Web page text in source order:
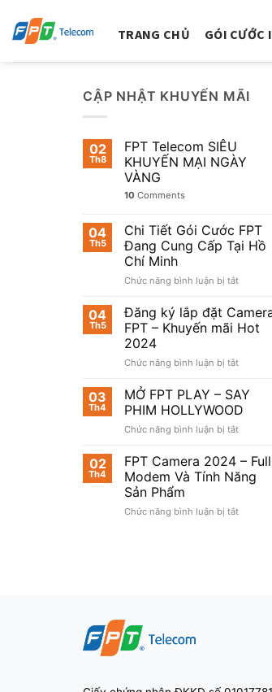
TRANG CHỦ GÓI CƯỚC
CẬP NHẬT KHUYẾN MÃI
02
Th8
FPT Telecom SIÊU
KHUYẾN MẠI NGÀY
VÀNG
10 Comments
04
Th5
Chi Tiết Gói Cước FPT
Đang Cung Cấp Tại Hồ
Chí Minh
Chức năng bình luận bị tắtở
Gói
Cước
Đang
Cấp
Tại
Hồ
Chí
04
Th5
Đăng ký lắp đặt
FPT – Khuyến mãi Hot
2024
Chức năng bình luận bị tắtở
ký
lắp
đặt
Camera
–
Khuyến
mãi
2024
03
Th4
MỞ FPT PLAY – SAY
PHIM HOLLYWOOD
Chức năng bình luận bị tắtở
FPT
PLAY
–
PHIM
02
Th4
FPT Camera 2024 – Full
Modem Và Tính Năng
Sản Phẩm
Chức năng bình luận bị tắtở